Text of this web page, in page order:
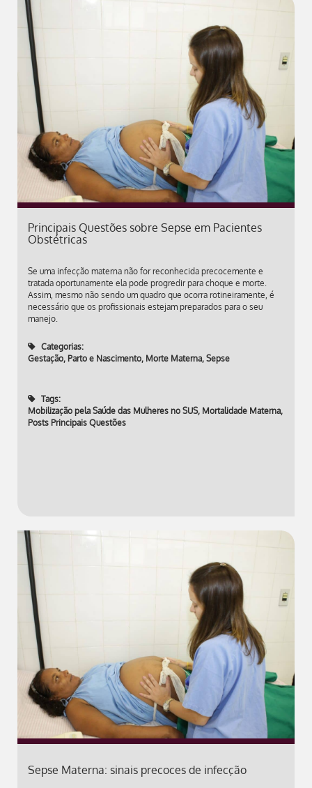
Principais Questões sobre Sepse em Pacientes
Obstétricas
Se uma infecção materna não for reconhecida precocemente e
tratada oportunamente ela pode progredir para choque e morte.
Assim, mesmo não sendo um quadro que ocorra rotineiramente, é
necessário que os profissionais estejam preparados para o seu
manejo.
Categorias:
Gestação, Parto e Nascimento, Morte Materna, Sepse
Tags:
Mobilização pela Saúde das Mulheres no SUS, Mortalidade Materna,
Posts Principais Questões
Sepse Materna: sinais precoces de infecção